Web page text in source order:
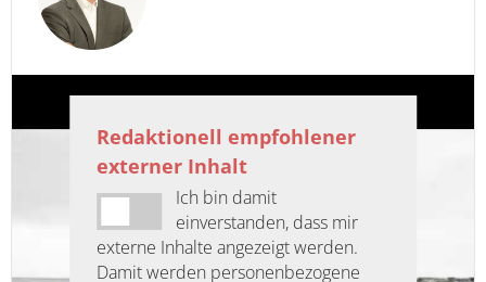
Redaktionell empfohlener
externer Inhalt
Ich bin damit
einverstanden, dass mir
externe Inhalte angezeigt werden.
Damit werden personenbezogene